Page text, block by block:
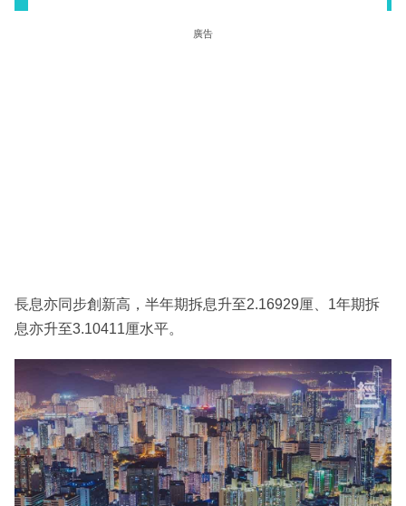
廣告
長息亦同步創新高，半年期拆息升至2.16929厘、1年期拆
息亦升至3.10411厘水平。